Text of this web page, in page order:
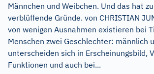
Männchen und Weibchen. Und das hat
verblüffende Gründe. von CHRISTIAN
von wenigen Ausnahmen existieren bei
Menschen zwei Geschlechter: männlich
unterscheiden sich in Erscheinungsbild,
Funktionen und auch bei...